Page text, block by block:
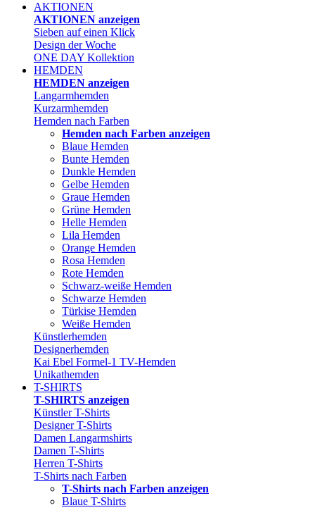
AKTIONEN
AKTIONEN anzeigen
Sieben auf einen Klick
Design der Woche
ONE DAY Kollektion
HEMDEN
HEMDEN anzeigen
Langarmhemden
Kurzarmhemden
Hemden nach Farben
Hemden nach Farben anzeigen
Blaue Hemden
Bunte Hemden
Dunkle Hemden
Gelbe Hemden
Graue Hemden
Grüne Hemden
Helle Hemden
Lila Hemden
Orange Hemden
Rosa Hemden
Rote Hemden
Schwarz-weiße Hemden
Schwarze Hemden
Türkise Hemden
Weiße Hemden
Künstlerhemden
Designerhemden
Kai Ebel Formel-1 TV-Hemden
Unikathemden
T-SHIRTS
T-SHIRTS anzeigen
Künstler T-Shirts
Designer T-Shirts
Damen Langarmshirts
Damen T-Shirts
Herren T-Shirts
T-Shirts nach Farben
T-Shirts nach Farben anzeigen
Blaue T-Shirts